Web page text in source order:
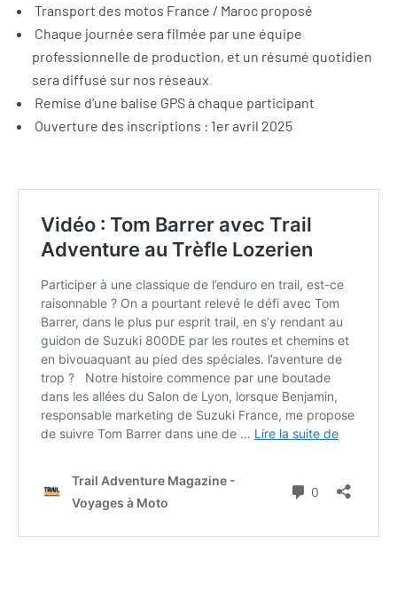
Transport des motos France / Maroc proposé
Chaque journée sera filmée par une équipe
professionnelle de production, et un résumé quotidien
sera diffusé sur nos réseaux
Remise d’une balise GPS à chaque participant
Ouverture des inscriptions : 1er avril 2025